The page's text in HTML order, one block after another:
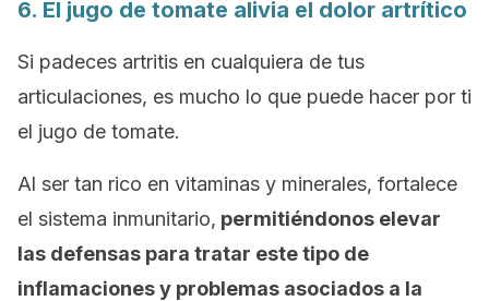
6. El jugo de tomate alivia el dolor artrítico
Si padeces artritis en cualquiera de tus
articulaciones, es mucho lo que puede hacer por ti
el jugo de tomate.
Al ser tan rico en vitaminas y minerales, fortalece
el sistema inmunitario, permitiéndonos elevar
las defensas para tratar este tipo de
inflamaciones y problemas asociados a la